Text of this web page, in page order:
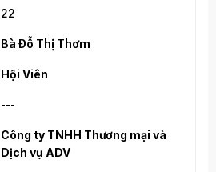
22
Bà Đỗ Thị Thơm
Hội Viên
---
Công ty TNHH Thương mại và
Dịch vụ ADV